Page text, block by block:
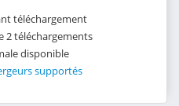
téléchargement
2 téléchargements
disponible
supportés